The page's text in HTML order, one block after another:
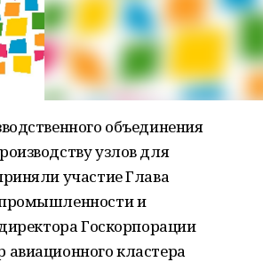
объединения
узлов для
участие Глава
и
Госкорпорации
кластера